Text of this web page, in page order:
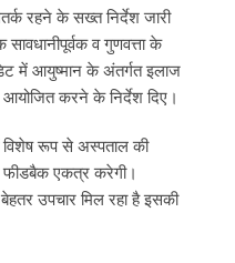
रहने के सख्त निर्देश जारी
व गुणवत्ता के
में आयुष्मान के अंतर्गत इलाज
करने के निर्देश दिए।
विशेष रूप से अस्पताल की
फीडबैक एकत्र करेगी।
उपचार मिल रहा है इसकी